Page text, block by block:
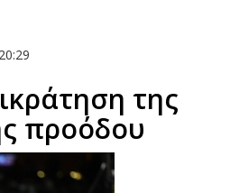
της
προόδου